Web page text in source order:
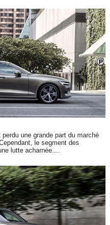
une grande part du marché
le segment des
lutte acharnée....